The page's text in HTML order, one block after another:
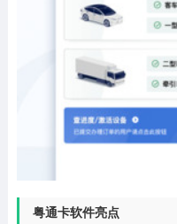
粤通卡软件亮点